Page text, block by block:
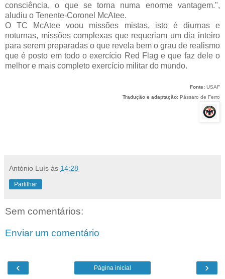
consciência, o que se torna numa enorme vantagem.",
aludiu o Tenente-Coronel McAtee.
O TC McAtee voou missões mistas, isto é diurnas e
noturnas, missões complexas que requeriam um dia inteiro
para serem preparadas o que revela bem o grau de realismo
que é posto em todo o exercício Red Flag e que faz dele o
melhor e mais completo exercício militar do mundo.
Fonte: USAF
Tradução e adaptação: Pássaro de Ferro
António Luís às 14:28
Partilhar
Sem comentários:
Enviar um comentário
‹ ›
Página inicial